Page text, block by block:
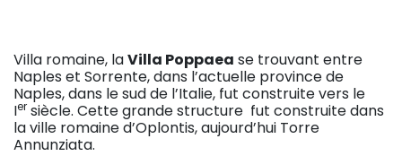
Villa romaine, laVilla Poppaea se trouvant entre
Naples et Sorrente, dans l’actuelle province de
Naples, dans le sud de l’Italie, fut construite vers le
Ier siècle. Cette grande structure fut construite dans
la ville romaine d’Oplontis, aujourd’hui Torre
Annunziata.